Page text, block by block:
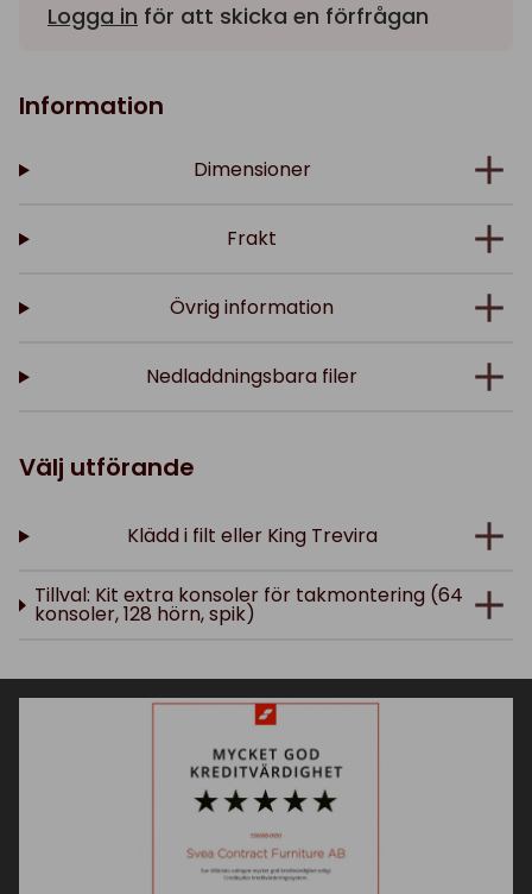
Logga in för att skicka en förfrågan
Information
Dimensioner
Frakt
Övrig information
Nedladdningsbara filer
Välj utförande
Klädd i filt eller King Trevira
Tillval: Kit extra konsoler för takmontering (64
konsoler, 128 hörn, spik)